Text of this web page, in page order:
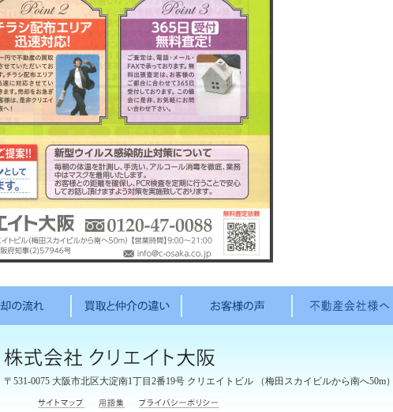
〒531-0075 大阪市北区大淀南1丁目2番19号 クリエイトビル （梅田スカイビルから南へ50m）